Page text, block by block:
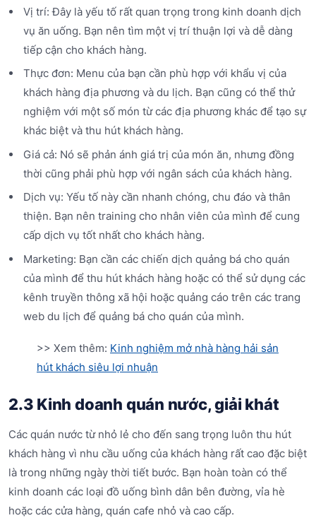
Vị trí: Đây là yếu tố rất quan trọng trong kinh doanh dịch
vụ ăn uống. Bạn nên tìm một vị trí thuận lợi và dễ dàng
tiếp cận cho khách hàng.
Thực đơn: Menu của bạn cần phù hợp với khẩu vị của
khách hàng địa phương và du lịch. Bạn cũng có thể thử
nghiệm với một số món từ các địa phương khác để tạo sự
khác biệt và thu hút khách hàng.
Giá cả: Nó sẽ phản ánh giá trị của món ăn, nhưng đồng
thời cũng phải phù hợp với ngân sách của khách hàng.
Dịch vụ: Yếu tố này cần nhanh chóng, chu đáo và thân
thiện. Bạn nên training cho nhân viên của mình để cung
cấp dịch vụ tốt nhất cho khách hàng.
Marketing: Bạn cần các chiến dịch quảng bá cho quán
của mình để thu hút khách hàng hoặc có thể sử dụng các
kênh truyền thông xã hội hoặc quảng cáo trên các trang
web du lịch để quảng bá cho quán của mình.
>> Xem thêm: Kinh nghiệm mở nhà hàng hải sản
hút khách siêu lợi nhuận
2.3 Kinh doanh quán nước, giải khát
Các quán nước từ nhỏ lẻ cho đến sang trọng luôn thu hút
khách hàng vì nhu cầu uống của khách hàng rất cao đặc biệt
là trong những ngày thời tiết bước. Bạn hoàn toàn có thể
kinh doanh các loại đồ uống bình dân bên đường, vỉa hè
hoặc các cửa hàng, quán cafe nhỏ và cao cấp.